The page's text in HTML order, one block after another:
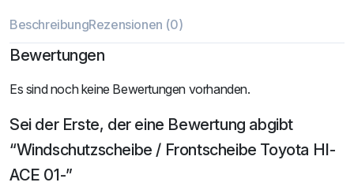
BeschreibungRezensionen (0)
Bewertungen
Es sind noch keine Bewertungen vorhanden.
Sei der Erste, der eine Bewertung abgibt
“Windschutzscheibe / Frontscheibe Toyota HI-
ACE 01-”